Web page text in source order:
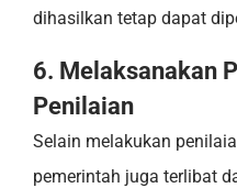
dihasilkan tetap dapat
6. Melaksanakan
Penilaian
Selain melakukan
pemerintah juga terlibat